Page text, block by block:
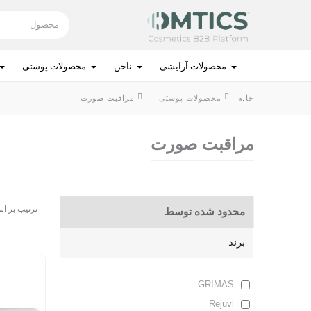
محصول
محصولات آرایشی ناخن محصولات پوستی
بهداشت شخصی
خانه محصولات پوستی مراقبت صورت
مراقبت صورت
محدود شده توسط
برند
GRIMAS
Rejuvi
ترتیب بر